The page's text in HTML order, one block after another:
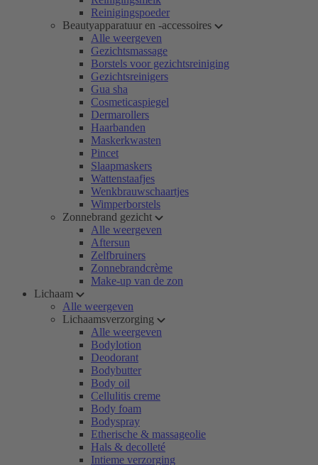
Reinigingspoeder
Beautyapparatuur en -accessoires
Alle weergeven
Gezichtsmassage
Borstels voor gezichtsreiniging
Gezichtsreinigers
Gua sha
Cosmeticaspiegel
Dermarollers
Haarbanden
Maskerkwasten
Pincet
Slaapmaskers
Wattenstaafjes
Wenkbrauwschaartjes
Wimperborstels
Zonnebrand gezicht
Alle weergeven
Aftersun
Zelfbruiners
Zonnebrandcrème
Make-up van de zon
Lichaam
Alle weergeven
Lichaamsverzorging
Alle weergeven
Bodylotion
Deodorant
Bodybutter
Body oil
Cellulitis creme
Body foam
Bodyspray
Etherische & massageolie
Hals & decolleté
Intieme verzorging